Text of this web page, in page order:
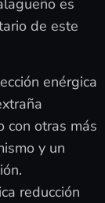
es
de este
enérgica
con otras más
y un
reducción